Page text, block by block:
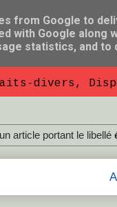
B
divers,
article portant le libellé
from Google to
with Google along
statistics, and to